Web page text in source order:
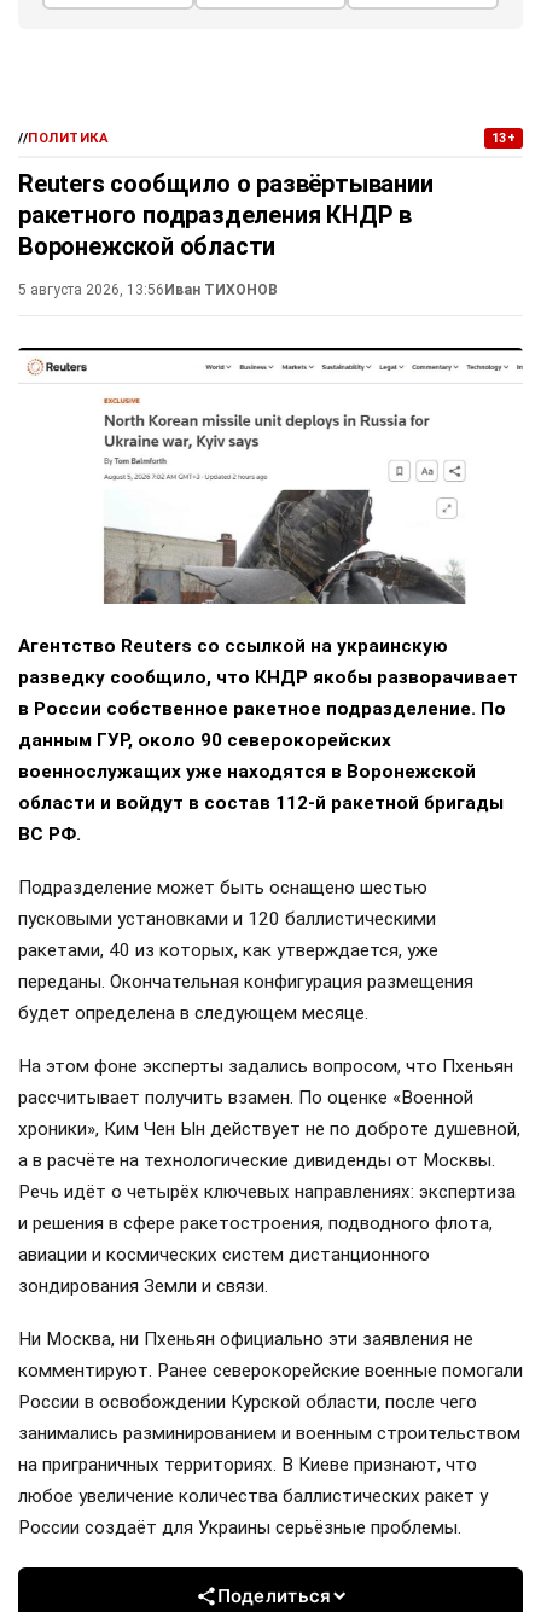
//ПОЛИТИКА 13+
Reuters сообщило о развёртывании
ракетного подразделения КНДР в
Воронежской области
5 августа 2026, 13:56 Иван ТИХОНОВ
Агентство Reuters со ссылкой на украинскую
разведку сообщило, что КНДР якобы разворачивает
в России собственное ракетное подразделение. По
данным ГУР, около 90 северокорейских
военнослужащих уже находятся в Воронежской
области и войдут в состав 112-й ракетной бригады
ВС РФ.
Подразделение может быть оснащено шестью
пусковыми установками и 120 баллистическими
ракетами, 40 из которых, как утверждается, уже
переданы. Окончательная конфигурация размещения
будет определена в следующем месяце.
На этом фоне эксперты задались вопросом, что Пхеньян
рассчитывает получить взамен. По оценке «Военной
хроники», Ким Чен Ын действует не по доброте душевной,
а в расчёте на технологические дивиденды от Москвы.
Речь идёт о четырёх ключевых направлениях: экспертиза
и решения в сфере ракетостроения, подводного флота,
авиации и космических систем дистанционного
зондирования Земли и связи.
Ни Москва, ни Пхеньян официально эти заявления не
комментируют. Ранее северокорейские военные помогали
России в освобождении Курской области, после чего
занимались разминированием и военным строительством
на приграничных территориях. В Киеве признают, что
любое увеличение количества баллистических ракет у
России создаёт для Украины серьёзные проблемы.
Поделиться